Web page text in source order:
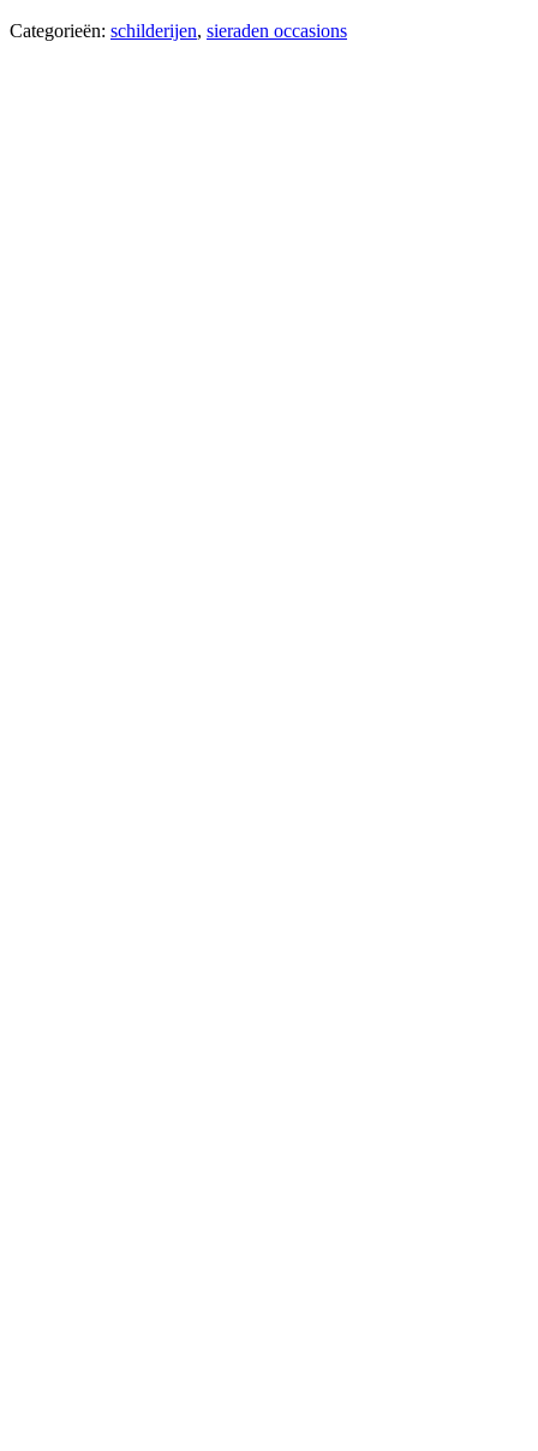
Categorieën: schilderijen, sieraden occasions